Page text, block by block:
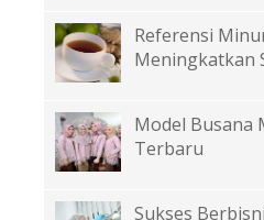
Referensi
Meningkatkan
Model Busana
Terbaru
Sukses